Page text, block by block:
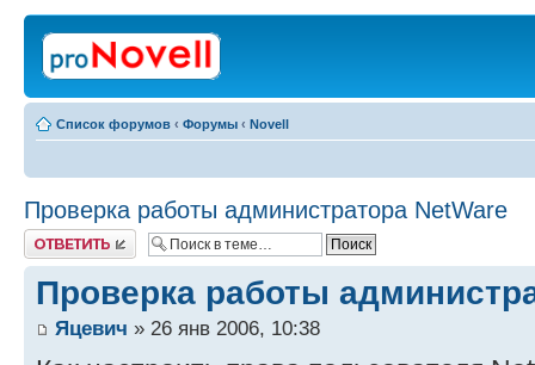
Список форумов ‹ Форумы ‹ Novell
Проверка работы администратора NetWare
Ответить
Проверка работы
Яцевич » 26 янв 2006, 10:38